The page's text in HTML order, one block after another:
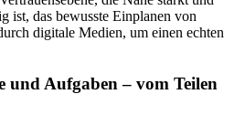
ist, das bewusste Einplanen von
digitale Medien, um einen echten
und Aufgaben – vom Teilen